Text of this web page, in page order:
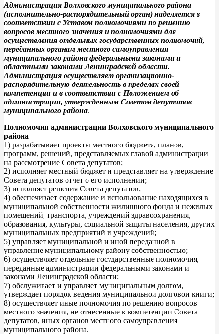
Администрация Волховского муниципального района
(исполнительно-распорядительный орган) наделяется в
соответствии с Уставом полномочиями по решению
вопросов местного значения и полномочиями для
осуществления отдельных государственных полномочий,
переданных органам местного самоуправления
муниципального района федеральными законами и
областными законами Ленинградской области.
Администрация осуществляет организационно-
распорядительную деятельность в пределах своей
компетенции и в соответствии с Положением об
администрации, утвержденным Советом депутатов
муниципального района.
Полномочия администрации Волховского муниципального
района
1) разрабатывает проекты местного бюджета, планов,
программ, решений, представляемых главой администрации
на рассмотрение Совета депутатов;
2) исполняет местный бюджет и представляет на утверждение
Совета депутатов отчет о его исполнении;
3) исполняет решения Совета депутатов;
4) обеспечивает содержание и использование находящихся в
муниципальной собственности жилищного фонда и нежилых
помещений, транспорта, учреждений здравоохранения,
образования, культуры, социальной защиты населения, других
муниципальных предприятий и учреждений;
5) управляет муниципальной и иной переданной в
управление муниципальному району собственностью;
6) осуществляет отдельные государственные полномочия,
переданные администрации федеральными законами и
законами Ленинградской области;
7) обслуживает и управляет муниципальным долгом,
утверждает порядок ведения муниципальной долговой книги;
8) осуществляет иные полномочия по решению вопросов
местного значения, не отнесенные к компетенции Совета
депутатов, иных органов местного самоуправления
муниципального района.